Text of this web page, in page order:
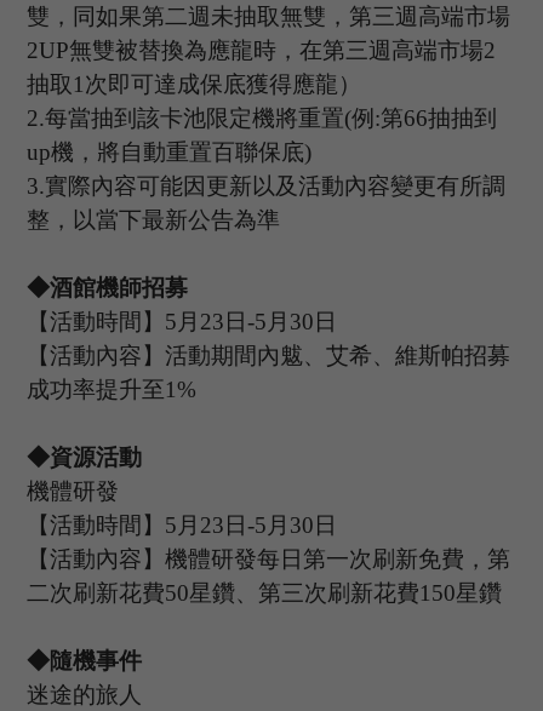
雙，同如果第二週未抽取無雙，第三週高端市場
2UP無雙被替換為應龍時，在第三週高端市場2
抽取 1 次即可達成保底獲得應龍）
2.每當抽到該卡池限定機將重置(例 :第66抽抽到
up機，將自動重置百聯保底)
3.實際內容可能因更新以及活動內容變更有所調
整，以當下最新公告為準
◆酒館機師招募
【活動時間】 5 月 23日-5 月 30日
【活動內容】活動期間內魃、艾希、維斯帕招募
成功率提升至1%
◆資源活動
機體研發
【活動時間】 5 月 23日-5 月 30日
【活動內容】機體研發每日第一次刷新免費，第
二次刷新花費50星鑽、第三次刷新花費150星鑽
◆隨機事件
迷途的旅人